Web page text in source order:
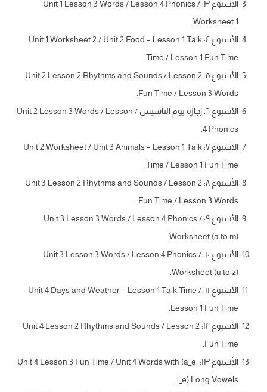
الأسبوع ٣: Unit 1 Lesson 3 Words / Lesson 4 Phonics /
Worksheet 1.
الأسبوع ٤: Unit 1 Worksheet 2 / Unit 2 Food – Lesson 1 Talk
Time / Lesson 1 Fun Time.
الأسبوع ٥: Unit 2 Lesson 2 Rhythms and Sounds / Lesson 2
Fun Time / Lesson 3 Words.
الأسبوع ٦: إجازة يوم التأسيس / Unit 2 Lesson 3 Words / Lesson
4 Phonics.
الأسبوع ٧: Unit 2 Worksheet / Unit 3 Animals – Lesson 1 Talk
Time / Lesson 1 Fun Time.
الأسبوع ٨: Unit 3 Lesson 2 Rhythms and Sounds / Lesson 2
Fun Time / Lesson 3 Words.
الأسبوع ٩: Unit 3 Lesson 3 Words / Lesson 4 Phonics /
Worksheet (a to m).
الأسبوع ١٠: Unit 3 Lesson 3 Words / Lesson 4 Phonics /
Worksheet (u to z).
الأسبوع ١١: Unit 4 Days and Weather – Lesson 1 Talk Time /
Lesson 1 Fun Time.
الأسبوع ١٢: Unit 4 Lesson 2 Rhythms and Sounds / Lesson 2
Fun Time.
الأسبوع ١٣: Unit 4 Lesson 3 Fun Time / Unit 4 Words with (a_e,
i_e) Long Vowels.